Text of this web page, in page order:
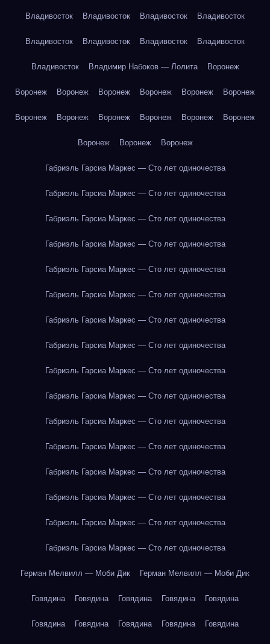
Владивосток Владивосток Владивосток Владивосток
Владивосток Владивосток Владивосток Владивосток
Владивосток Владимир Набоков — Лолита Воронеж
Воронеж Воронеж Воронеж Воронеж Воронеж Воронеж
Воронеж Воронеж Воронеж Воронеж Воронеж Воронеж
Воронеж Воронеж Воронеж
Габриэль Гарсиа Маркес — Сто лет одиночества
Габриэль Гарсиа Маркес — Сто лет одиночества
Габриэль Гарсиа Маркес — Сто лет одиночества
Габриэль Гарсиа Маркес — Сто лет одиночества
Габриэль Гарсиа Маркес — Сто лет одиночества
Габриэль Гарсиа Маркес — Сто лет одиночества
Габриэль Гарсиа Маркес — Сто лет одиночества
Габриэль Гарсиа Маркес — Сто лет одиночества
Габриэль Гарсиа Маркес — Сто лет одиночества
Габриэль Гарсиа Маркес — Сто лет одиночества
Габриэль Гарсиа Маркес — Сто лет одиночества
Габриэль Гарсиа Маркес — Сто лет одиночества
Габриэль Гарсиа Маркес — Сто лет одиночества
Габриэль Гарсиа Маркес — Сто лет одиночества
Габриэль Гарсиа Маркес — Сто лет одиночества
Габриэль Гарсиа Маркес — Сто лет одиночества
Герман Мелвилл — Моби Дик Герман Мелвилл — Моби Дик
Говядина Говядина Говядина Говядина Говядина
Говядина Говядина Говядина Говядина Говядина